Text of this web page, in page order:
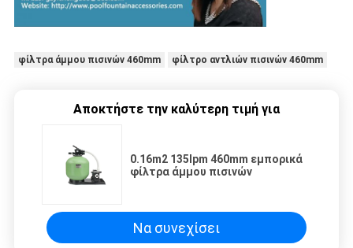
φίλτρα άμμου πισινών 460mm φίλτρο αντλιών πισινών 460mm
Αποκτήστε την καλύτερη τιμή για
0.16m2 135Ipm 460mm εμπορικά
φίλτρα άμμου πισινών
Να συνεχίσει